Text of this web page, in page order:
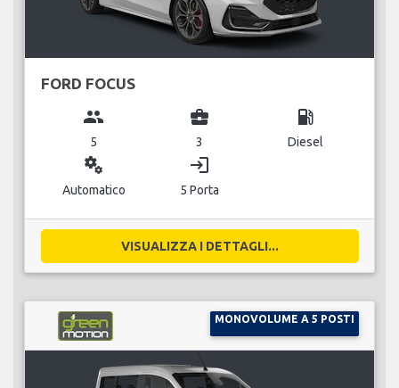
FORD FOCUS
group
5
business_center
3
local_gas_station
Diesel
miscellaneous_services
Automatico
login
5 Porta
VISUALIZZA I DETTAGLI...
MONOVOLUME A 5 POSTI